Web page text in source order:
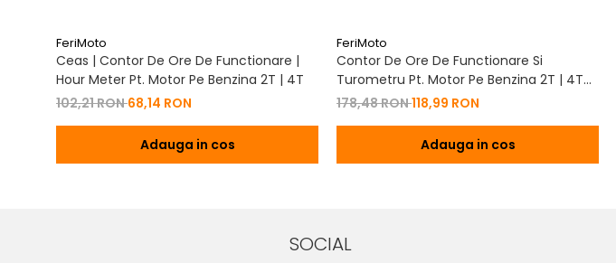
FeriMoto
Ceas | Contor De Ore De Functionare |
Hour Meter Pt. Motor Pe Benzina 2T | 4T
102,21 RON68,14 RON
Adauga in cos
FeriMoto
Contor De Ore De Functionare Si
Turometru Pt. Motor Pe Benzina 2T | 4T
Cu Capac De Baterie
178,48 RON118,99 RON
Adauga in cos
SOCIAL